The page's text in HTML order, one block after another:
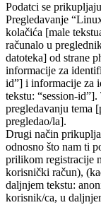
Podatci se
Pregledavanje
kolačića [male
računalo u
datoteka] od strane
informacije za
id”] i informacije za
tekstu: “session-
pregledavanju tema
pregledao/la].
Drugi način
odnosno što nam ti
prilikom registracije
korisnički račun),
daljnjem tekstu:
korisnik/ca, u